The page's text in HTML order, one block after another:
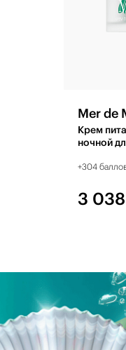
Mer de
Крем
ночной
+304
3